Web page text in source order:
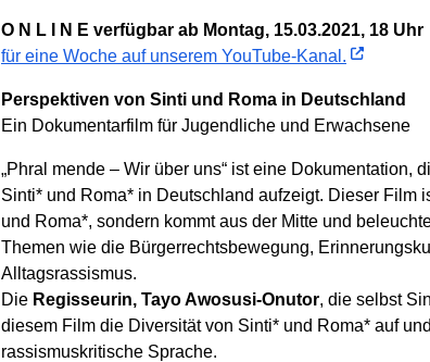
O N L I N E verfügbar ab Montag, 15.03.2021, 18 Uhr
für eine Woche auf unserem YouTube-Kanal.
Perspektiven von Sinti und Roma in Deutschland
Ein Dokumentarfilm für Jugendliche und Erwachsene
„Phral mende – Wir über uns“ ist eine Dokumentation,
Sinti* und Roma* in Deutschland aufzeigt. Dieser Film
und Roma*, sondern kommt aus der Mitte und
Themen wie die Bürgerrechtsbewegung,
Alltagsrassismus.
Die Regisseurin, Tayo Awosusi-Onutor, die selbst
diesem Film die Diversität von Sinti* und Roma* auf
rassismuskritische Sprache.